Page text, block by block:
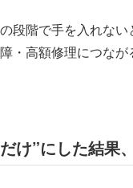
段階で手を入れない
・高額修理につなが
け”にした結果